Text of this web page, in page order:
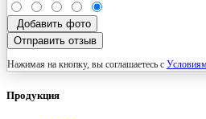
Добавить фото
Отправить отзыв
Нажимая на кнопку, вы соглашаетесь с
Продукция